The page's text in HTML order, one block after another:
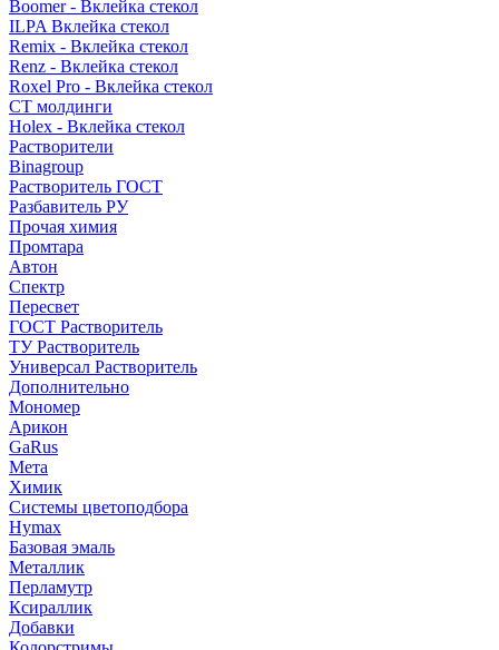
Boomer - Вклейка стекол
ILPA Вклейка стекол
Remix - Вклейка стекол
Renz - Вклейка стекол
Roxel Pro - Вклейка стекол
СТ молдинги
Holex - Вклейка стекол
Растворители
Binagroup
Растворитель ГОСТ
Разбавитель РУ
Прочая химия
Промтара
Автон
Спектр
Пересвет
ГОСТ Растворитель
ТУ Растворитель
Универсал Растворитель
Дополнительно
Мономер
Арикон
GaRus
Мета
Химик
Системы цветоподбора
Hymax
Базовая эмаль
Металлик
Перламутр
Ксираллик
Добавки